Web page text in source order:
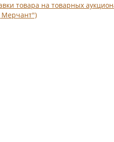
товара на товарных
Мерчант")